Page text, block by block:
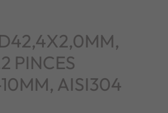
PINCES
AISI304